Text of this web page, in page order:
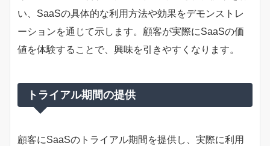
い、SaaSの具体的な利用方法や効果をデモンストレ
ーションを通じて示します。顧客が実際にSaaSの価
値を体験することで、興味を引きやすくなります。
トライアル期間の提供
顧客にSaaSのトライアル期間を提供し、実際に利用